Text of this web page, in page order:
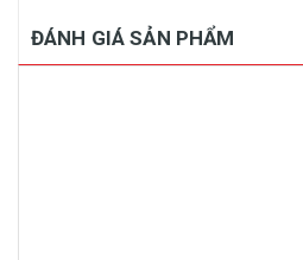
ĐÁNH GIÁ SẢN PHẨM